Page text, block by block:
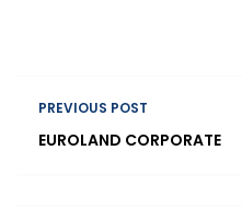
PREVIOUS POST
EUROLAND CORPORATE